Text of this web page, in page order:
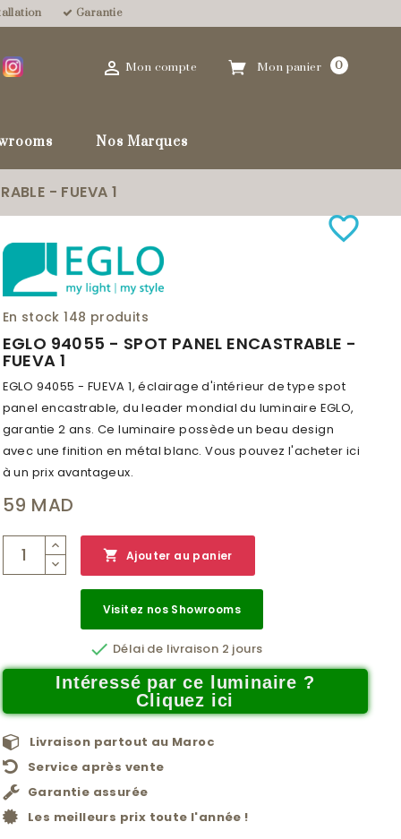
Garantie
Mon panier 0
 Mon compte
Nos Marques
- FUEVA 1
En stock 148 produits
EGLO 94055 - SPOT PANEL ENCASTRABLE -
FUEVA 1
EGLO 94055 - FUEVA 1, éclairage d'intérieur de type spot
panel encastrable, du leader mondial du luminaire EGLO,
garantie 2 ans. Ce luminaire possède un beau design
avec une finition en métal blanc. Vous pouvez l'acheter ici
à un prix avantageux.
favorite_border
59 MAD
 Ajouter au panier
Visitez nos Showrooms
 Délai de livraison 2 jours
Intéressé par ce luminaire ?
Cliquez ici
Livraison partout au Maroc
Service après vente
Garantie assurée
Les meilleurs prix toute l'année !